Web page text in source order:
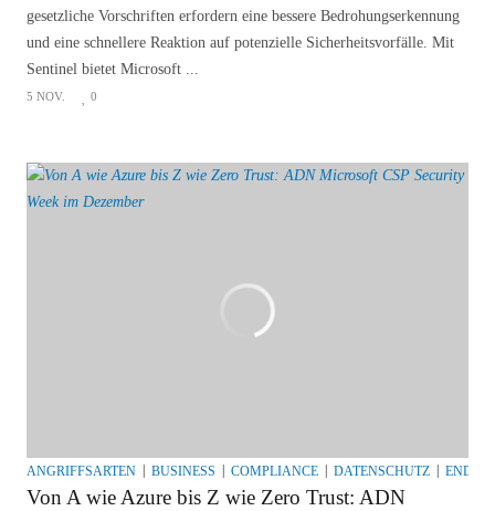
gesetzliche Vorschriften erfordern eine bessere Bedrohungserkennung
und eine schnellere Reaktion auf potenzielle Sicherheitsvorfälle. Mit
Sentinel bietet Microsoft ...
5 NOV. 0
ANGRIFFSARTEN BUSINESS COMPLIANCE DATENSCHUTZ
Von A wie Azure bis Z wie Zero Trust: ADN